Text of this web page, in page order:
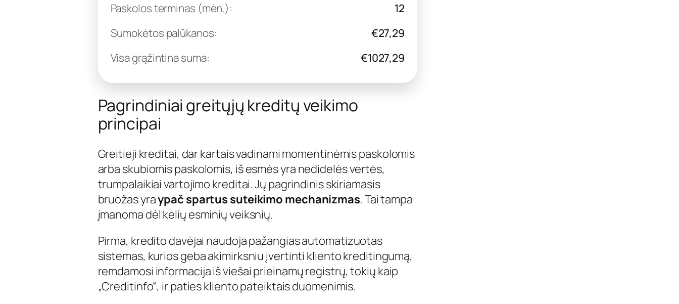
Paskolos terminas (mėn.):
12
Sumokėtos palūkanos:
€27,29
Visa grąžintina suma:
€1027,29
Pagrindiniai greitųjų kreditų veikimo
principai
Greitieji kreditai, dar kartais vadinami momentinėmis paskolomis
arba skubiomis paskolomis, iš esmės yra nedidelės vertės,
trumpalaikiai vartojimo kreditai. Jų pagrindinis skiriamasis
bruožas yraypač spartus suteikimo mechanizmas. Tai tampa
įmanoma dėl kelių esminių veiksnių.
Pirma, kredito davėjai naudoja pažangias automatizuotas
sistemas, kurios geba akimirksniu įvertinti kliento kreditingumą,
remdamosi informacija iš viešai prieinamų registrų, tokių kaip
„Creditinfo“, ir paties kliento pateiktais duomenimis.